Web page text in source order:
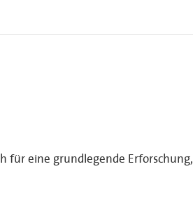
für eine grundlegende Erforschung,